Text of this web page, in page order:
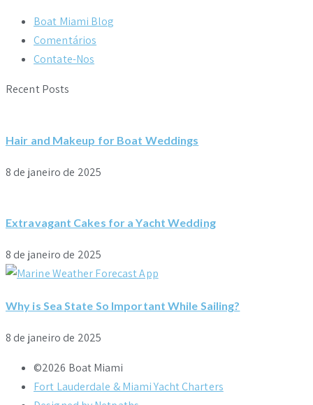
Boat Miami Blog
Comentários
Contate-Nos
Recent Posts
Hair and Makeup for Boat Weddings
8 de janeiro de 2025
Extravagant Cakes for a Yacht Wedding
8 de janeiro de 2025
Why is Sea State So Important While Sailing?
8 de janeiro de 2025
©2026 Boat Miami
Fort Lauderdale & Miami Yacht Charters